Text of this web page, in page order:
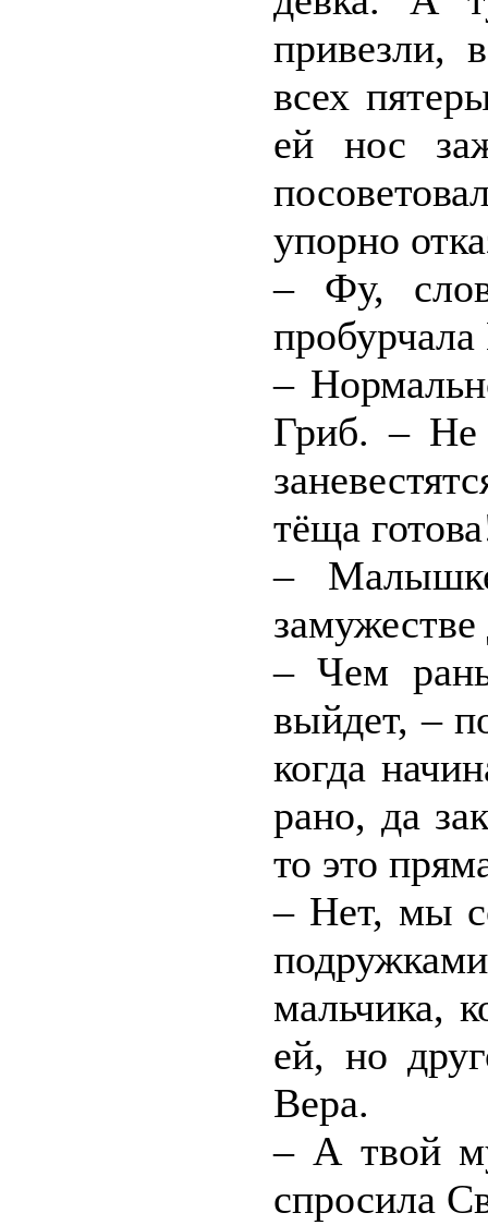
привезли,
всех
ей нос
упорно
– Фу,
–
Гриб. – Не
тёща
–
– Чем
выйдет, –
когда
рано, да
то это
– Нет, мы
мальчика,
ей, но
Вера.
– А твой
спросила